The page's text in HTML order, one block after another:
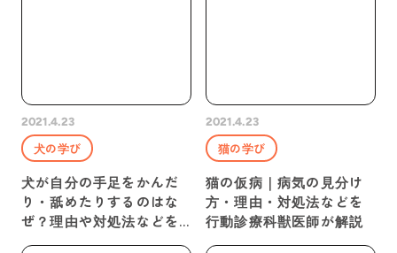
2021.4.23
犬の学び
犬が自分の手足をかんだ
り・舐めたりするのはな
ぜ？理由や対処法などを
2021.4.23
猫の学び
猫の仮病｜病気の見分け
方・理由・対処法などを
行動診療科獣医師が解説